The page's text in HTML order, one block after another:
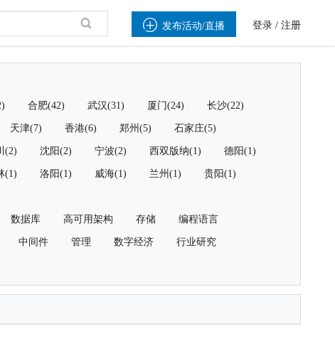
 发布活动/直播 登录 / 注册
合肥(42) 武汉(31) 厦门(24) 长沙(22)
天津(7) 香港(6) 郑州(5) 石家庄(5)
(2) 沈阳(2) 宁波(2) 西双版纳(1) 德阳(1)
(1) 洛阳(1) 威海(1) 兰州(1) 贵阳(1)
数据库 高可用架构 存储 编程语言
中间件 管理 数字经济 行业研究